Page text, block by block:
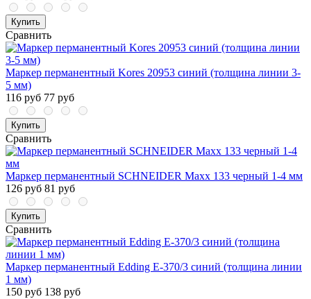
Купить
Сравнить
Маркер перманентный Kores 20953 синий (толщина линии 3-
5 мм)
116 руб 77 руб
Купить
Сравнить
Маркер перманентный SCHNEIDER Maxx 133 черный 1-4 мм
126 руб 81 руб
Купить
Сравнить
Маркер перманентный Edding E-370/3 синий (толщина линии
1 мм)
150 руб 138 руб